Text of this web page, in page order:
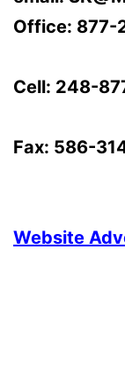
Office: 877-
Cell: 248-
Fax: 586-
Website